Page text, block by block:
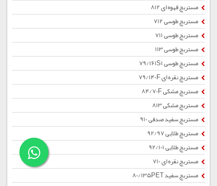
مستربچ قهوه ای 812
مستربچ طوسی 712
مستربچ طوسی 711
مستربچ طوسی 113
مستربچ طوسی 79/161S1
مستربچ نقره ای 79/140F
مستربچ مشکی 84/70F
مستربچ مشکی 813
مستربچ سفید صدفی 910
مستربچ طلایی 92/97
مستربچ طلایی 92/101
مستربچ نقره ای 710
مستربچ سفید 80/135PET